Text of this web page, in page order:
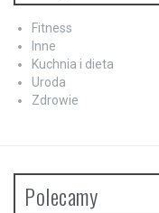
Fitness
Inne
Kuchnia i dieta
Uroda
Zdrowie
Polecamy